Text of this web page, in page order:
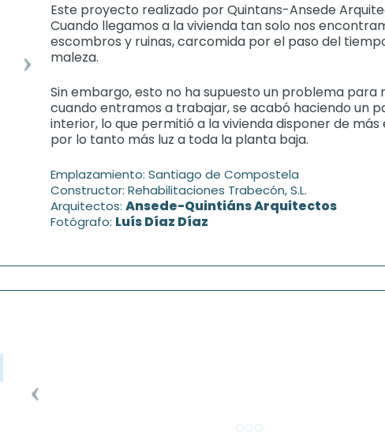
Este proyecto realizado por Quintans-Ansede
Cuando llegamos a la vivienda tan solo nos
escombros y ruinas, carcomida por el paso del
maleza.
Sin embargo, esto no ha supuesto un problema para
cuando entramos a trabajar, se acabó haciendo un
interior, lo que permitió a la vivienda disponer de más
por lo tanto más luz a toda la planta baja.
Emplazamiento: Santiago de Compostela
Constructor: Rehabilitaciones Trabecón, S.L.
Arquitectos: Ansede-Quintiáns Arquitectos
Fotógrafo: Luís Díaz Díaz